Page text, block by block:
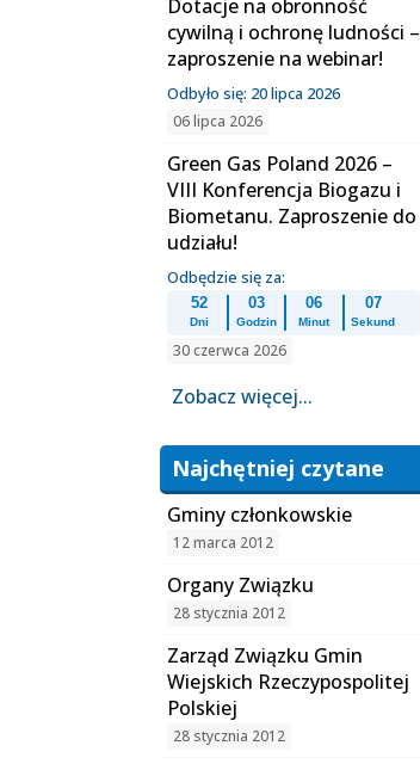
Dotacje na obronność
cywilną i ochronę ludności –
zaproszenie na webinar!
Odbyło się: 20 lipca 2026
06 lipca 2026
Green Gas Poland 2026 –
VIII Konferencja Biogazu i
Biometanu. Zaproszenie do
udziału!
Odbędzie się za:
52
Dni
03
Godzin
06
Minut
06
Sekund
30 czerwca 2026
Zobacz więcej...
Najchętniej czytane
Gminy członkowskie
12 marca 2012
Organy Związku
28 stycznia 2012
Zarząd Związku Gmin
Wiejskich Rzeczypospolitej
Polskiej
28 stycznia 2012